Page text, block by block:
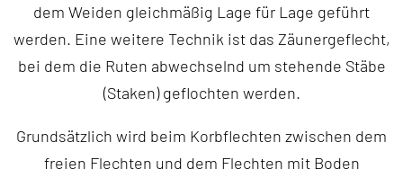
dem Weiden gleichmäßig Lage für Lage geführt
werden. Eine weitere Technik ist das Zäunergeflecht,
bei dem die Ruten abwechselnd um stehende Stäbe
(Staken) geflochten werden.
Grundsätzlich wird beim Korbflechten zwischen dem
freien Flechten und dem Flechten mit Boden